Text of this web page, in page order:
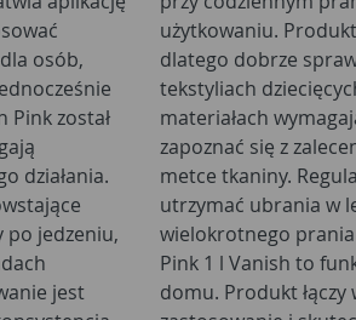
osób,
działania.
po jedzeniu,
jest
dzień,
domowych
na
pomóc
Oxi Action
w